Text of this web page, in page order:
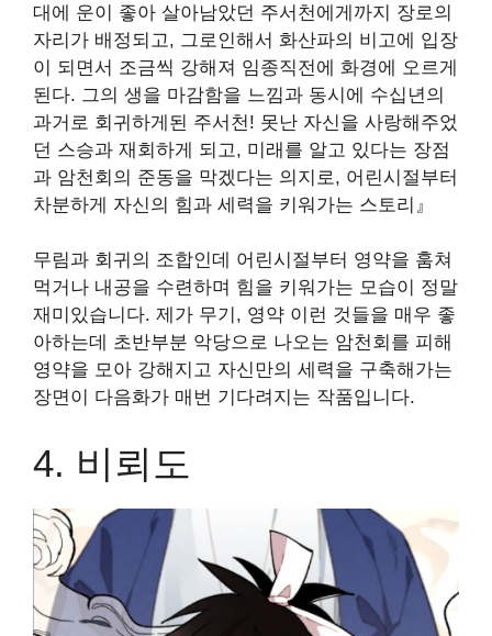
대에 운이 좋아 살아남았던 주서천에게까지 장로의
자리가 배정되고, 그로인해서 화산파의 비고에 입장
이 되면서 조금씩 강해져 임종직전에 화경에 오르게
된다. 그의 생을 마감함을 느낌과 동시에 수십년의
과거로 회귀하게된 주서천 ! 못난 자신을 사랑해주었
던 스승과 재회하게 되고, 미래를 알고 있다는 장점
과 암천회의 준동을 막겠다는 의지로, 어린시절부터
차분하게 자신의 힘과 세력을 키워가는 스토리 』
무림과 회귀의 조합인데 어린시절부터 영약을 훔쳐
먹거나 내공을 수련하며 힘을 키워가는 모습이 정말
재미있습니다. 제가 무기, 영약 이런 것들을 매우 좋
아하는데 초반부분 악당으로 나오는 암천회를 피해
영약을 모아 강해지고 자신만의 세력을 구축해가는
장면이 다음화가 매번 기다려지는 작품입니다.
4. 비뢰도